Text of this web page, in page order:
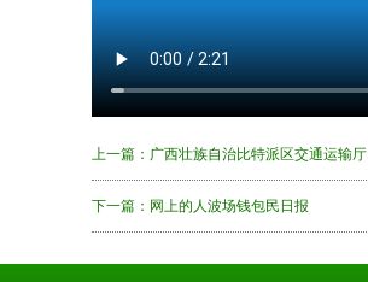
上一篇： 广西壮族自治比特派区交通运输厅
下一篇： 网上的人波场钱包民日报